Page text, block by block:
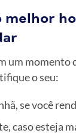
melhor
um momento
o seu:
se você
caso esteja